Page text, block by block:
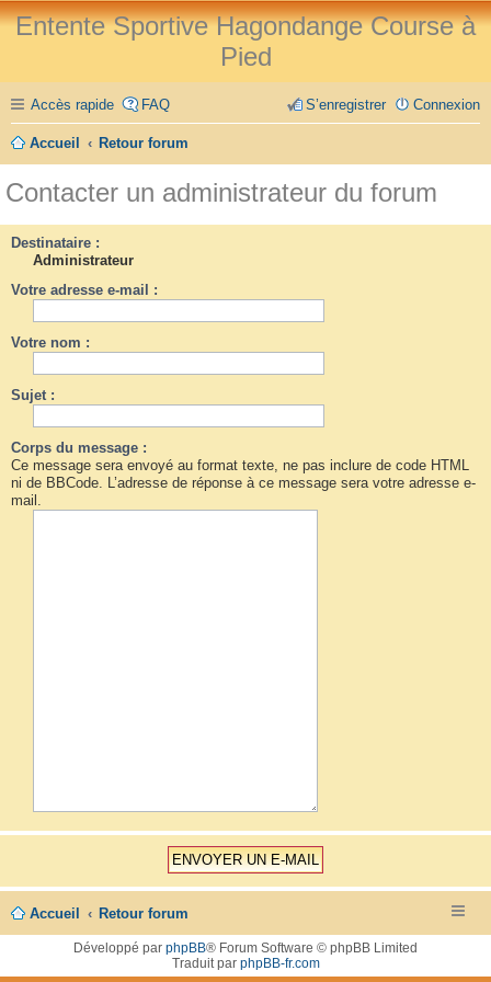
Entente Sportive Hagondange Course à
Pied
Accès rapide FAQ Connexion
S’enregistrer
Accueil Retour forum
Contacter un administrateur du forum
Destinataire :
Administrateur
Votre adresse e-mail :
Votre nom :
Sujet :
Corps du message :
Ce message sera envoyé au format texte, ne pas inclure de code HTML
ni de BBCode. L’adresse de réponse à ce message sera votre adresse e-
mail.
Accueil Retour forum
Développé par phpBB® Forum Software © phpBB Limited
Traduit par phpBB-fr.com